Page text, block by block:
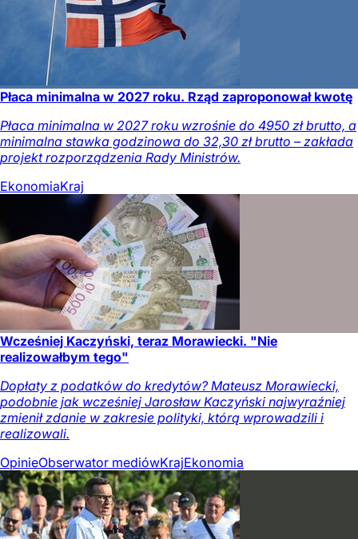
Płaca minimalna w 2027 roku. Rząd zaproponował kwotę
Płaca minimalna w 2027 roku wzrośnie do 4950 zł brutto, a
minimalna stawka godzinowa do 32,30 zł brutto – zakłada
projekt rozporządzenia Rady Ministrów.
EkonomiaKraj
Wcześniej Kaczyński, teraz Morawiecki. "Nie
realizowałbym tego"
Dopłaty z podatków do kredytów? Mateusz Morawiecki,
podobnie jak wcześniej Jarosław Kaczyński najwyraźniej
zmienił zdanie w zakresie polityki, którą wprowadzili i
realizowali.
OpinieObserwator mediówKrajEkonomia